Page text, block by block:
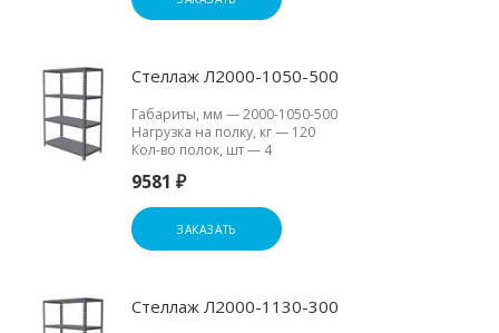
Стеллаж Л2000-1050-500
Габариты, мм —2000-1050-500
Нагрузка на полку, кг— 120
Кол-во полок, шт— 4
9581 ₽
ЗАКАЗАТЬ
Стеллаж Л2000-1130-300